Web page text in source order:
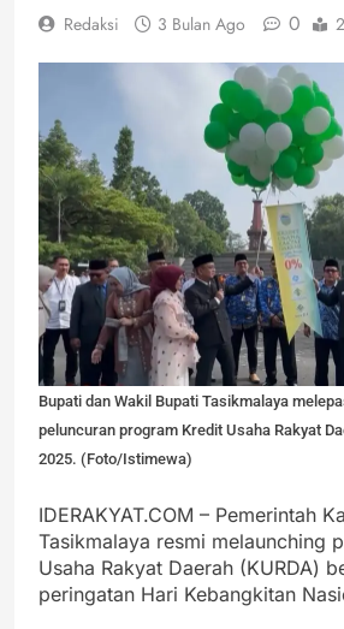
Redaksi 3 Bulan Ago 0
Bupati dan Wakil Bupati Tasikmalaya
peluncuran program Kredit Usaha Rakyat
2025. (Foto/Istimewa)
IDERAKYAT.COM – Pemerintah
Tasikmalaya resmi melaunching
Usaha Rakyat Daerah (KURDA)
peringatan Hari Kebangkitan